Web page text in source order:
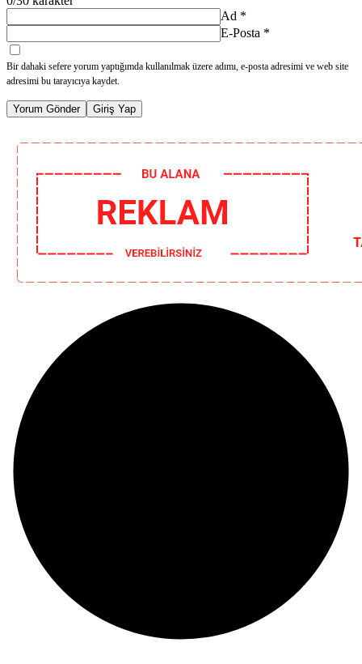
Ad *
E-Posta *
Bir dahaki sefere yorum yaptığımda kullanılmak üzere adımı, e-posta adresimi ve web site
adresimi bu tarayıcıya kaydet.
Yorum Gönder Giriş Yap